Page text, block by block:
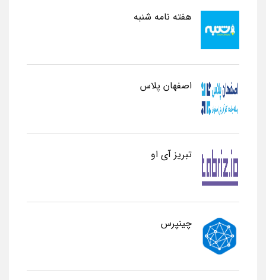
هفته نامه شنبه
اصفهان پلاس
تبریز آی او
چینپرس